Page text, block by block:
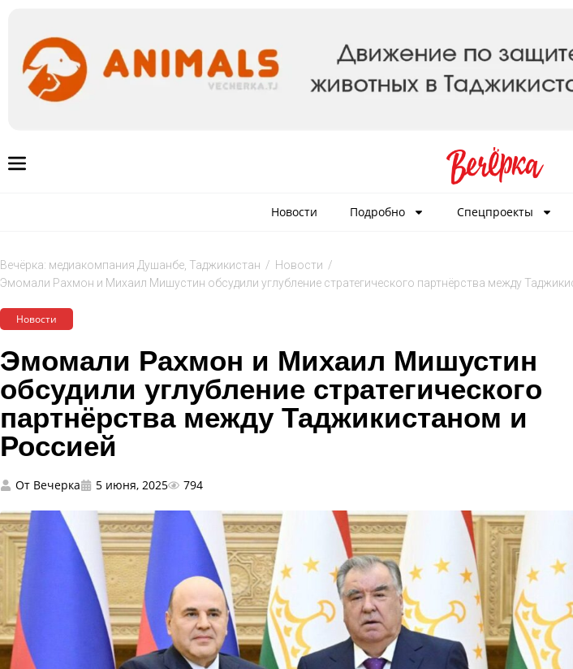
Новости Подробно Спецпроекты
Вечёрка: медиакомпания Душанбе, Таджикистан / Новости /
Эмомали Рахмон и Михаил Мишустин обсудили углубление стратегического партнёрства между
Новости
Эмомали Рахмон и Михаил Мишустин
обсудили углубление стратегического
партнёрства между Таджикистаном и
Россией
От Вечерка 5 июня, 2025 794